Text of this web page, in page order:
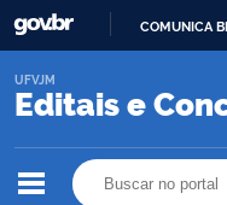
COMUNICA
Editais e
UFVJM